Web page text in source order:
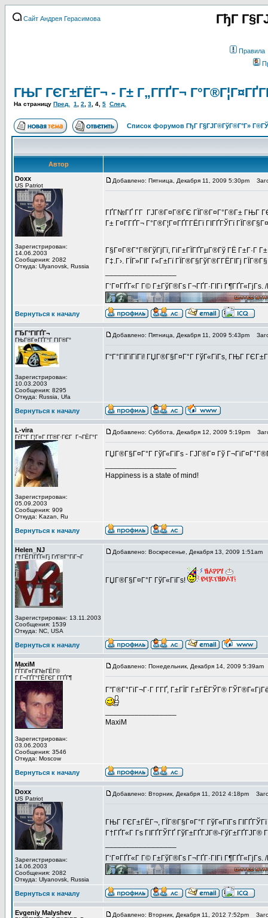
Сайт Андрея Герасимова ГђГ
Правила
ГЊГ ГЄГ±ГЁГ¬ - Г± Г„Г­ГҐГ¬
На страницу Пред. 1 2 3 4 5 След.
Список форумов ГђГ Г§ГЈГ®ГўГ®Г°Г»
Автор
Doxx
US Patriot
Зарегистрирован:
14.06.2003
Сообщения: 2082
Откуда: Ulyanovsk, Russia
Добавлено: Пятница, Декабря 11, 2009 5:30pm
ГҐГ№ГҐ Г­Г ГЈГ®Г¤Г®ГЄ ГЇГ®Г¤Г°Г®Г± ГЊГ
Г± Г¤Г­ГҐГ¬ Г°Г®Г¦Г¤ГҐГ­ГЁГї ГІГҐГЎГї
Г§Г¤Г®Г°Г®ГўГјГї, ГіГ±ГЇГҐГµГ®Гў ГЁ Г±Г·Г
Г‡.Г›. ГЇГ»ГІГ Г«Г±Гї ГЇГ®Г§ГўГ®Г­ГЁГІГј
Г‘Г¤ГҐГ«Г Г© Г±ГўГ®Гѕ Г¬ГҐГ·ГІГі Г¶ГҐГ«ГјГѕ.
Вернуться к началу
ГЂГ°ГІГҐГ¬
ГЊГ®Г¤ГҐГ°Г ГІГ®Г°
Зарегистрирован:
10.03.2003
Сообщения: 8295
Откуда: Russia, Ufa
Добавлено: Пятница, Декабря 11, 2009 5:43pm
Г“Г°ГїГїГїГї! ГЏГ®Г§Г¤Г°Г ГўГ«ГїГѕ, ГЊГ
Вернуться к началу
L-vira
ГѓГ°Г Г¦Г¤Г Г­Г®Г·ГЄГ Г¬ГЁГ°Г
Зарегистрирован:
05.09.2003
Сообщения: 909
Откуда: Kazan, Ru
Добавлено: Суббота, Декабря 12, 2009 5:19pm
ГЏГ®Г§Г¤Г°Г ГўГ«ГїГѕ - ГЈГ®Г¤ Гў
Happiness is a state of mind!
Вернуться к началу
Helen_NJ
Г†ГЁГІГҐГ«Гј ГґГ®Г°ГіГ¬Г
Зарегистрирован: 13.11.2003
Сообщения: 1539
Откуда: NC, USA
Добавлено: Воскресенье, Декабря 13, 2009 1:51am
ГЏГ®Г§Г¤Г°Г ГўГ«ГїГѕ!
Вернуться к началу
MaxiM
ГЃГіГ¤ГіГ№ГЁГ©
Г Г¬ГҐГ°ГЁГЄГ Г­ГҐГ¶
Зарегистрирован:
03.06.2003
Сообщения: 3546
Откуда: Moscow
Добавлено: Понедельник, Декабря 14, 2009 5:39am
Г”Г®Г°ГіГ¬Г·Г Г­ГҐ, Г±ГЇГ Г±ГЁГЎГ®
MaxiM
Вернуться к началу
Doxx
US Patriot
Зарегистрирован:
14.06.2003
Сообщения: 2082
Откуда: Ulyanovsk, Russia
Добавлено: Вторник, Декабря 11, 2012 4:18pm
ГЊГ ГЄГ±ГЁГ¬, ГЇГ®Г§Г¤Г°Г ГўГ«ГїГѕ
Г†ГҐГ«Г Гѕ ГІГҐГЎГҐ ГўГ±ГҐГЈГ®-ГўГ±ГҐГЈГ®
Г‘Г¤ГҐГ«Г Г© Г±ГўГ®Гѕ Г¬ГҐГ·ГІГі Г¶ГҐГ«ГјГѕ.
Вернуться к началу
Evgeniy Malyshev Добавлено: Вторник, Декабря 11, 2012 7:52pm